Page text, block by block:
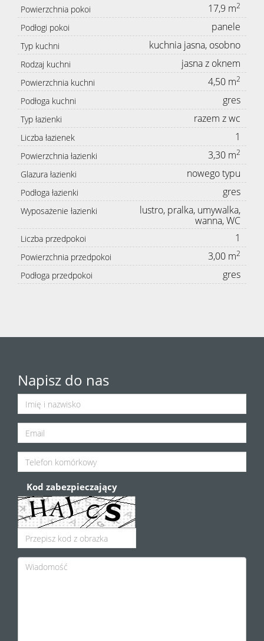
Powierzchnia pokoi 17,9 m2
Podłogi pokoi panele
Typ kuchni kuchnia jasna, osobno
Rodzaj kuchni jasna z oknem
Powierzchnia kuchni 4,50 m2
Podłoga kuchni gres
Typ łazienki razem z wc
Liczba łazienek 1
Powierzchnia łazienki 3,30 m2
Glazura łazienki nowego typu
Podłoga łazienki gres
Wyposażenie łazienki
lustro, pralka, umywalka,
wanna, WC
Liczba przedpokoi 1
Powierzchnia przedpokoi 3,00 m2
Podłoga przedpokoi gres
Napisz do nas
Kod zabezpieczający